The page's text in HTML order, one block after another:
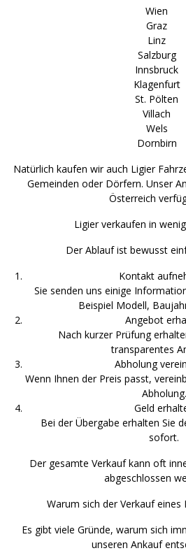
Wien
Graz
Linz
Salzburg
Innsbruck
Klagenfurt
St. Pölten
Villach
Wels
Dornbirn
Natürlich kaufen wir auch Ligier
Gemeinden oder Dörfern. Unser
Österreich
Ligier verkaufen in
Der Ablauf ist bewusst
Kontakt
Sie senden uns einige
Beispiel Modell,
Angebot
Nach kurzer Prüfung
transparentes
Abholung
Wenn Ihnen der Preis passt,
Abholung.
Geld
Bei der Übergabe erhalten Sie
sofort.
Der gesamte Verkauf kann oft
abgeschlossen
Warum sich der Verkauf eines
Es gibt viele Gründe, warum sich
unseren Ankauf